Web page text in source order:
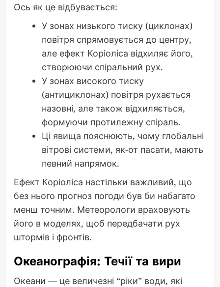
Ось як це відбувається:
У зонах низького тиску (циклонах)
повітря спрямовується до центру,
але ефект Коріоліса відхиляє його,
створюючи спіральний рух.
У зонах високого тиску
(антициклонах) повітря рухається
назовні, але також відхиляється,
формуючи протилежну спіраль.
Ці явища пояснюють, чому глобальні
вітрові системи, як-от пасати, мають
певний напрямок.
Ефект Коріоліса настільки важливий, що
без нього прогноз погоди був би набагато
менш точним. Метеорологи враховують
його в моделях, щоб передбачати рух
штормів і фронтів.
Океанографія: Течії та вири
Океани — це величезні “ріки” води, які